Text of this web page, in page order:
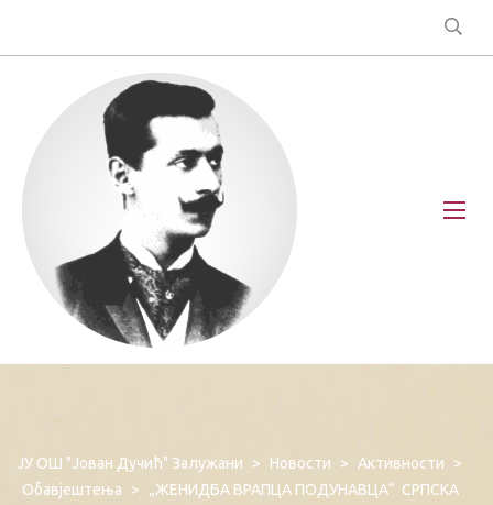
ЈУ ОШ "Јован Дучић" Залужани > Новости > Активности
>
Обавјештења
>
„ЖЕНИДБА ВРАПЦА ПОДУНАВЦА“ СРПСКА